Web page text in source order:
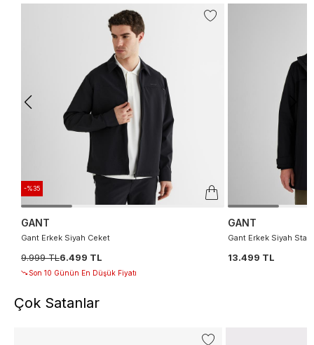
-%35
GANT
Gant Erkek Siyah Ceket
9.999 TL6.499 TL
Son 10 Günün En Düşük Fiyatı
GANT
Gant Erkek Siyah
13.499 TL
Çok Satanlar